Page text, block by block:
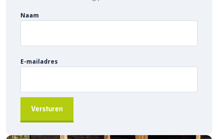
de standaardmaten en de handige losse onderdelen sluit je de
goten gemakkelijk op elkaar aan. Voor onderhoud kan het
Sierbestratingsmarkt.com: snelle levering
Bij Sierbestratingsmarkt.com bestel je alles voor
tuin voordelig online. Dankzij ons brede assortiment en scherpe
prijzen vind je altijd de juiste oplossing voor jouw project. Ontdek
de hoogwaardige kwaliteit, voordelige prijs en snelle levering bij
Naam
E-mailadres